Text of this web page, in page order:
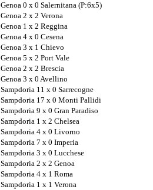
Genoa 0 x 0 Salernitana (P:6x5)
Genoa 2 x 2 Verona
Genoa 1 x 2 Reggina
Genoa 4 x 0 Cesena
Genoa 3 x 1 Chievo
Genoa 5 x 2 Port Vale
Genoa 2 x 2 Brescia
Genoa 3 x 0 Avellino
Sampdoria 11 x 0 Sarrecogne
Sampdoria 17 x 0 Monti Pallidi
Sampdoria 9 x 0 Gran Paradiso
Sampdoria 1 x 2 Chelsea
Sampdoria 4 x 0 Livorno
Sampdoria 7 x 0 Imperia
Sampdoria 3 x 0 Lucchese
Sampdoria 2 x 2 Genoa
Sampdoria 4 x 1 Roma
Sampdoria 1 x 1 Verona